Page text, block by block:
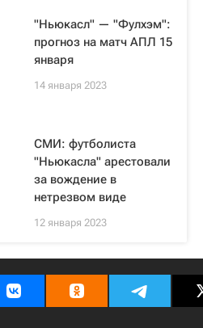
"Ньюкасл" — "Фулхэм":
прогноз на матч АПЛ 15
января
14 января 2023
СМИ: футболиста
"Ньюкасла" арестовали
за вождение в
нетрезвом виде
12 января 2023